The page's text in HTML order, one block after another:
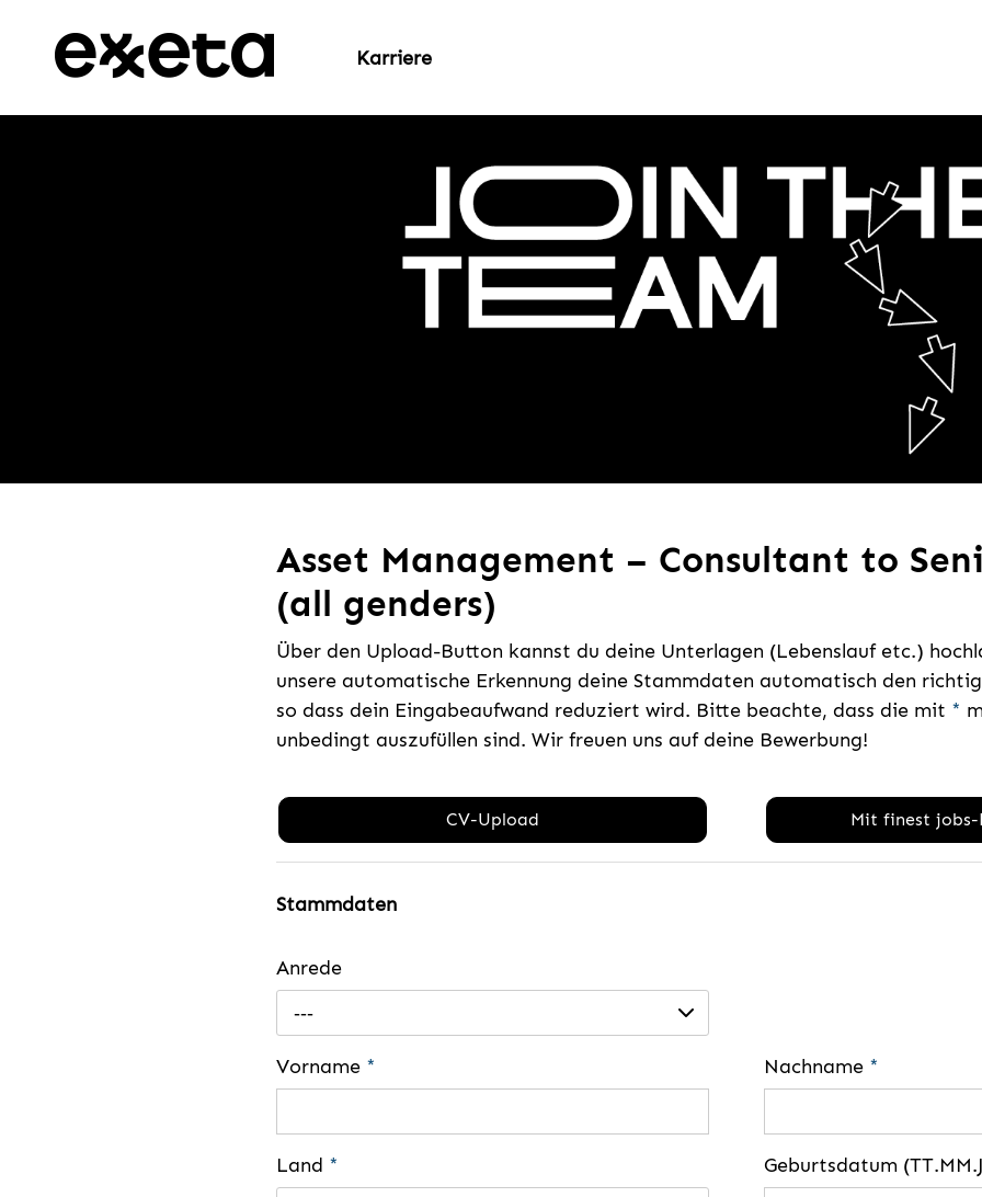
Karriere
Asset Management – Consultant to
(all genders)
Über den Upload-Button kannst du deine Unterlagen (Lebenslauf etc.)
unsere automatische Erkennung deine Stammdaten automatisch den
so dass dein Eingabeaufwand reduziert wird. Bitte beachte, dass die mit *
unbedingt auszufüllen sind. Wir freuen uns auf deine Bewerbung!
CV-Upload Mit finest
Stammdaten
Anrede
---
Vorname * Nachname *
Land * Geburtsdatum